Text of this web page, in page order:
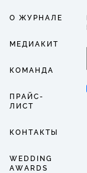
О ЖУРНАЛЕ
МЕДИАКИТ
КОМАНДА
ПРАЙС-
ЛИСТ
КОНТАКТЫ
WEDDING
AWARDS